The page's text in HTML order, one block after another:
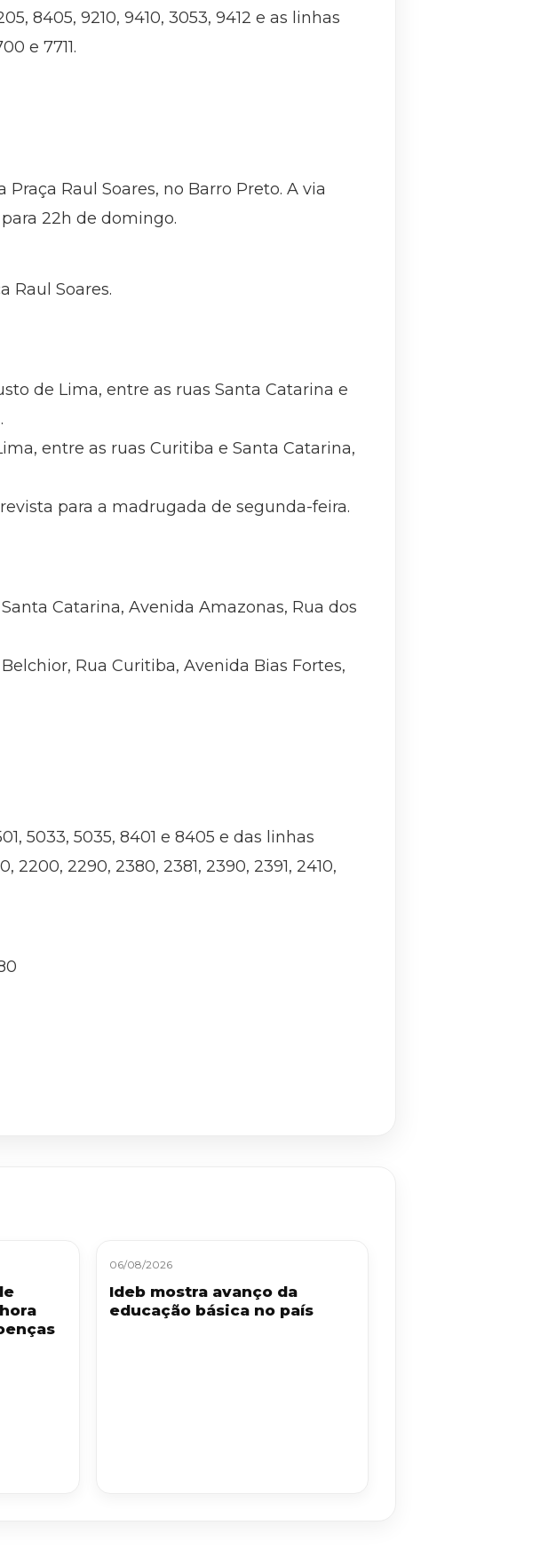
8405, 9210, 9410, 3053, 9412 e as linhas
e 7711.
Raul Soares, no Barro Preto. A via
22h de domingo.
Raul Soares.
de Lima, entre as ruas Santa Catarina e
entre as ruas Curitiba e Santa Catarina,
para a madrugada de segunda-feira.
Catarina, Avenida Amazonas, Rua dos
Rua Curitiba, Avenida Bias Fortes,
5033, 5035, 8401 e 8405 e das linhas
2200, 2290, 2380, 2381, 2390, 2391, 2410,
06/08/2026
Ideb mostra avanço da
educação básica no país